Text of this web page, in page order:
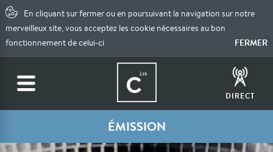
En cliquant sur fermer ou en poursuivant la navigation sur notre
merveilleux site, vous acceptez les cookie nécessaires au bon
fonctionnement de celui-ci
FERMER
DIRECT
ÉMISSION